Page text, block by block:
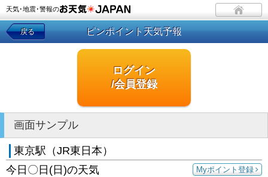
天気･地震･警報の
戻る ピンポイント天気予報
ログイン
/会員登録
画面サンプル
東京駅（JR東日本）
Myポイント登録
今日〇日(日)の天気